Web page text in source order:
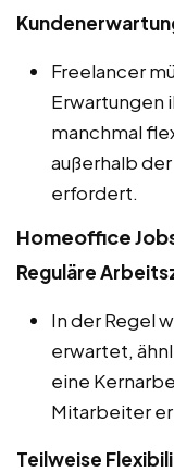
Freelancer
Erwartungen
manchmal
außerhalb
erfordert.
Homeoffice
Reguläre
In der Regel
erwartet,
eine
Mitarbeiter
Teilweise